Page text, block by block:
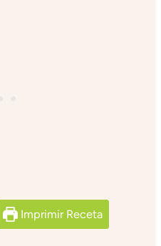
Imprimir Receta